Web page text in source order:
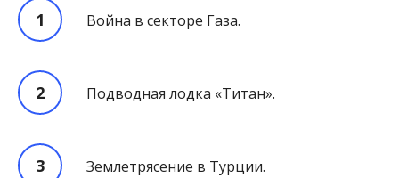
Война в секторе Газа.
Подводная лодка «Титан».
Землетрясение в Турции.